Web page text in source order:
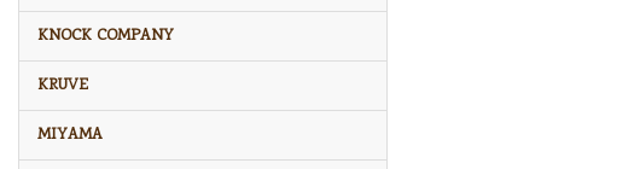
KNOCK COMPANY
KRUVE
MIYAMA